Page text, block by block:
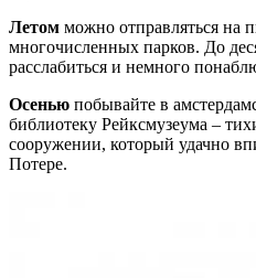
Летом можно отправляться на
многочисленных парков. До
расслабиться и немного
Осенью побывайте в
библиотеку Рейксмузеума –
сооружении, который удачно
Потере.